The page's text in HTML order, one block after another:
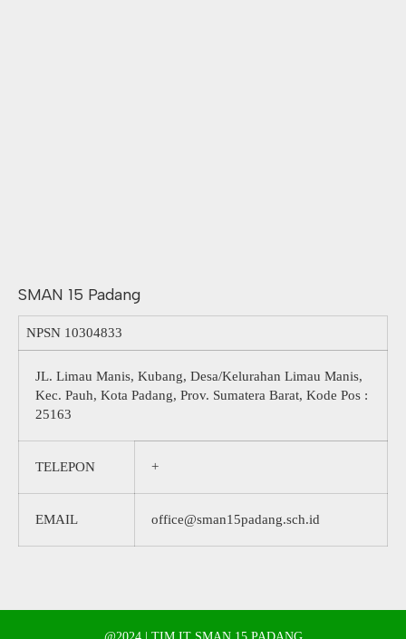
SMAN 15 Padang
NPSN 10304833
JL. Limau Manis, Kubang, Desa/Kelurahan Limau Manis,
Kec. Pauh, Kota Padang, Prov. Sumatera Barat, Kode Pos :
25163
TELEPON +
EMAIL office@sman15padang.sch.id